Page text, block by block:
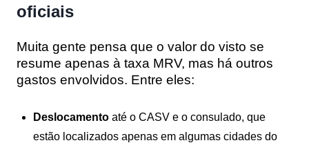
oficiais
Muita gente pensa que o valor do visto se
resume apenas à taxa MRV, mas há outros
gastos envolvidos. Entre eles:
Deslocamento até o CASV e o consulado, que
estão localizados apenas em algumas cidades do